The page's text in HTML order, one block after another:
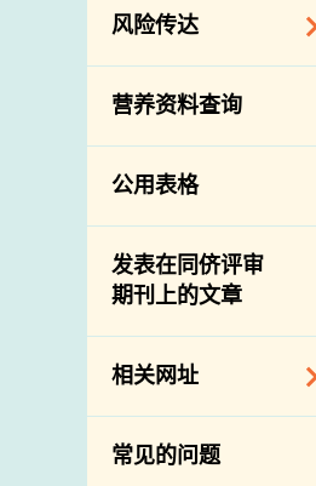
食物消费量调查
总膳食研究
有机食物
高风险食物
抗菌素耐药性
屠房及疾病监测
宰前检验
宰后检验
结果
屠房及肉类检验
风险传达
主题项目
项目及活动
资讯平台
下载
公开比赛
营养资料查询
公用表格
发表在同侪评审
期刊上的文章
相关网址
相关政府部门／机
构
常见的问题